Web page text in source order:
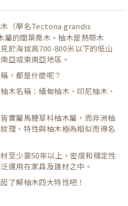
（學名Tectona grandis
屬的闊葉喬木。柚木是熱帶木
於海拔高700-800米以下的低山
亞或東南亞地區。
，都是什麼呢？
木名稱：緬甸柚木、印尼柚木、
實屬馬鞭草科柚木屬，而非洲柚
理、特性與柚木極為相似而得名
至少要50年以上，密度和穩定性
運用在家具及建材之中。
了解柚木四大特性吧！